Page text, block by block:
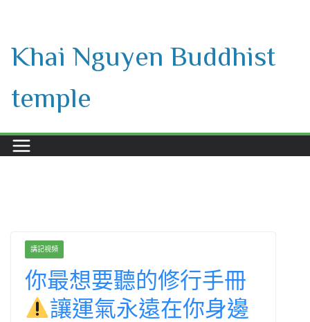
content
Khai Nguyen Buddhist
temple
講記視頻
你最想要聽的修行手冊
讓運氣永遠在你身邊